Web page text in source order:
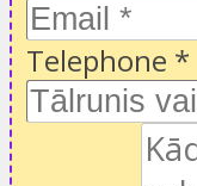
Telephone *